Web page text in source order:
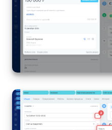
Виджет сотрудника
Телефония
Филиальная сеть
Общие вопросы